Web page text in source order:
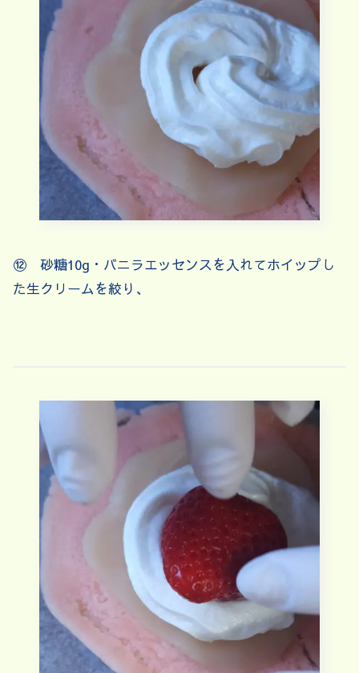
⑫ 砂糖10g・バニラエッセンスを入れてホイップし
た生クリームを絞り、